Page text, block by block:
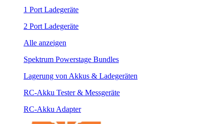
1 Port Ladegeräte
2 Port Ladegeräte
Alle anzeigen
Spektrum Powerstage Bundles
Lagerung von Akkus & Ladegeräten
RC-Akku Tester & Messgeräte
RC-Akku Adapter